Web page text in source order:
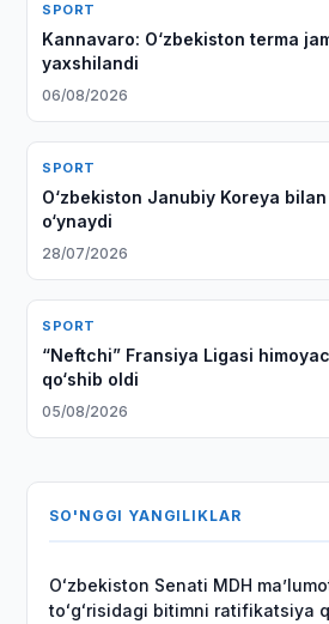
SPORT
Kannavaro: O‘zbekiston terma
yaxshilandi
06/08/2026
SPORT
O‘zbekiston Janubiy Koreya
o‘ynaydi
28/07/2026
SPORT
“Neftchi” Fransiya Ligasi
qo‘shib oldi
05/08/2026
SO'NGGI YANGILIKLAR
Oʻzbekiston Senati MDH
toʻgʻrisidagi bitimni ratifikatsiya